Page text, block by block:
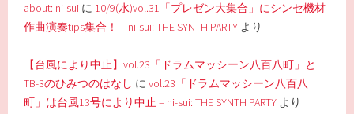
about: ni-sui に 10/9(水)vol.31「プレゼン大集合」にシンセ機材
作曲演奏tips集合！ – ni-sui: THE SYNTH PARTY より
【台風により中止】vol.23「ドラムマッシーン八百八町」と
TB-3のひみつのはなし にvol.23「ドラムマッシーン八百八
町」は台風13号により中止 – ni-sui: THE SYNTH PARTY より